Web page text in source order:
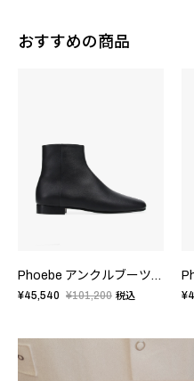
おすすめの商品
Phoebe アンクルブーツ - ラバーソール - FRサイズ
¥45,540 ¥101,200 税込